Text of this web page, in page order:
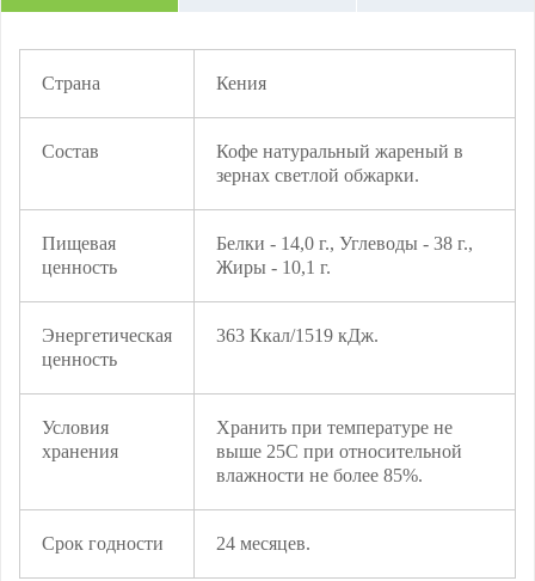
Страна Кения
Состав
Кофе натуральный жареный в
зернах светлой обжарки.
Пищевая
ценность
Белки - 14,0 г., Углеводы - 38 г.,
Жиры - 10,1 г.
Энергетическая
ценность
363 Ккал/1519 кДж.
Условия
хранения
Хранить при температуре не
выше 25С при относительной
влажности не более 85%.
Срок годности 24 месяцев.